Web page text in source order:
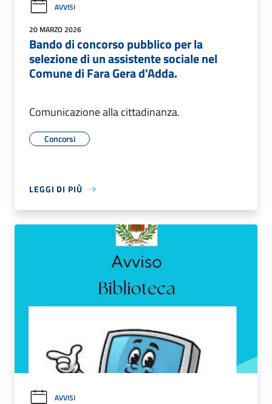
AVVISI
20 MARZO 2026
Bando di concorso pubblico per la
selezione di un assistente sociale nel
Comune di Fara Gera d'Adda.
Comunicazione alla cittadinanza.
Concorsi
LEGGI DI PIÙ
AVVISI